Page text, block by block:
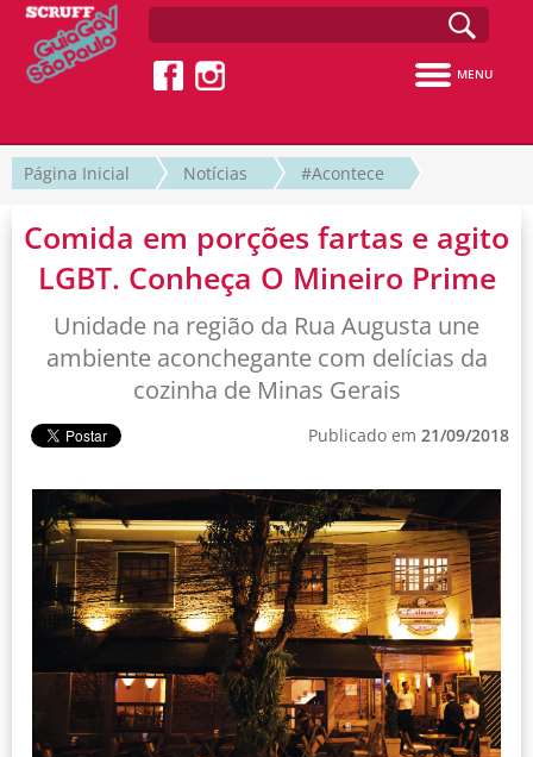
MENU
Página Inicial Notícias #Acontece
Comida em porções fartas e agito
LGBT. Conheça O Mineiro Prime
Unidade na região da Rua Augusta une
ambiente aconchegante com delícias da
cozinha de Minas Gerais
Publicado em 21/09/2018